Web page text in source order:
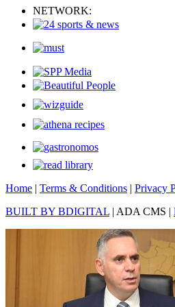
NETWORK:
Home | Terms & Conditions | Privacy
BUILT BY BDIGITAL | ADA CMS |